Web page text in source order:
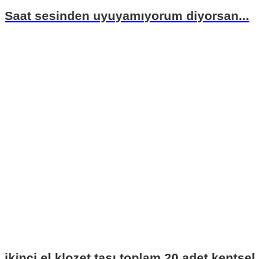
Saat sesinden uyuyamıyorum diyorsan...